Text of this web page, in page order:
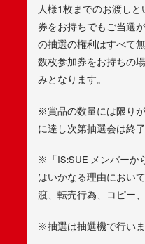
人様1枚までのお渡し
券をお持ちでもご当選
の抽選の権利はすべて
数枚参加券をお持ちの
みとなります。
※賞品の数量には限り
に達し次第抽選会は終
※「IS:SUE メンバーか
はいかなる理由におい
渡、転売行為、コピー
※抽選は抽選機で行いま